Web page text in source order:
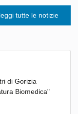
leggi tutte le notizie
di Gorizia
Biomedica"